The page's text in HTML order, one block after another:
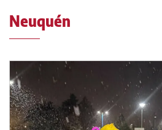
Neuquén